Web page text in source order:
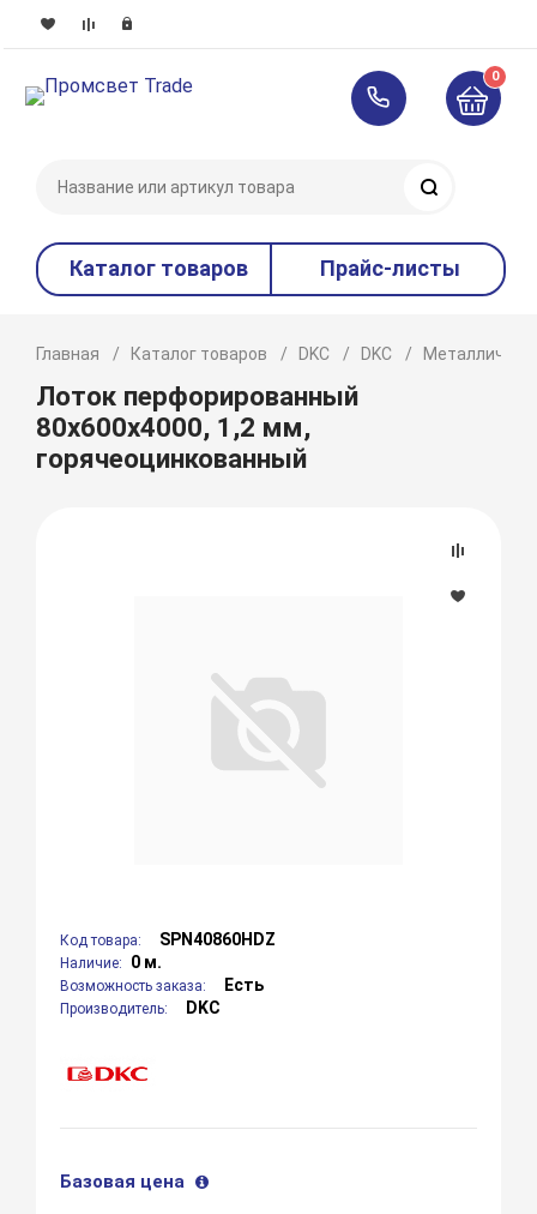
0
Каталог товаров Прайс-листы
Главная Каталог товаров DKC DKC
Лоток перфорированный
80х600х4000, 1,2 мм,
горячеоцинкованный
Код товара: SPN40860HDZ
Наличие: 0 м.
Возможность заказа: Есть
Производитель: DKC
Базовая цена